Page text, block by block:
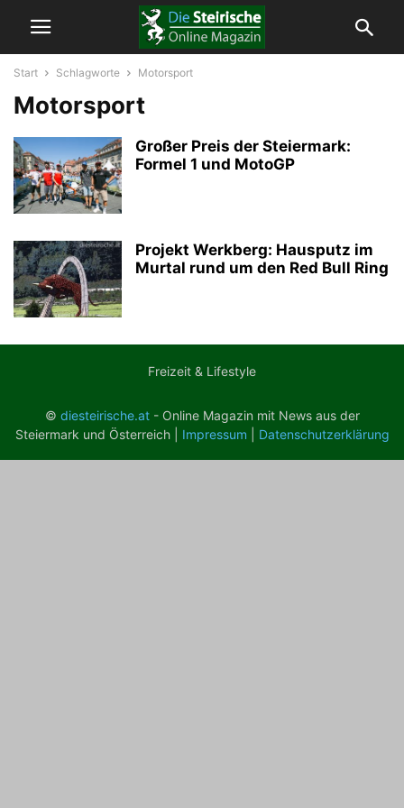
Start Schlagworte Motorsport
Motorsport
Großer Preis der Steiermark:
Formel 1 und MotoGP
Projekt Werkberg: Hausputz im
Murtal rund um den Red Bull Ring
Freizeit & Lifestyle
© diesteirische.at- Online Magazin mit News aus der
Steiermark und Österreich | Impressum Datenschutzerklärung